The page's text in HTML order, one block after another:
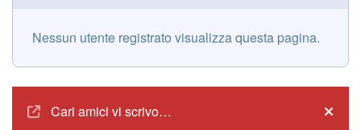
Nessun utente registrato visualizza questa pagina.
Cari amici vi scrivo…
Hide